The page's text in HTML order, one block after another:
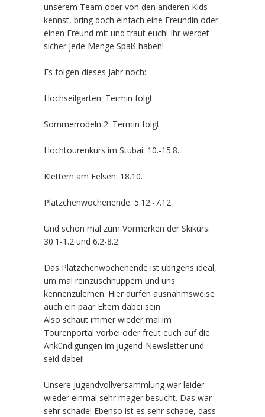
unserem Team oder von den anderen Kids
kennst, bring doch einfach eine Freundin oder
einen Freund mit und traut euch! Ihr werdet
sicher jede Menge Spaß haben!
Es folgen dieses Jahr noch:
Hochseilgarten: Termin folgt
Sommerrodeln 2: Termin folgt
Hochtourenkurs im Stubai: 10.-15.8.
Klettern am Felsen: 18.10.
Plätzchenwochenende: 5.12.-7.12.
Und schon mal zum Vormerken der Skikurs:
30.1-1.2 und 6.2-8.2.
Das Plätzchenwochenende ist übrigens ideal,
um mal reinzuschnuppern und uns
kennenzulernen. Hier dürfen ausnahmsweise
auch ein paar Eltern dabei sein.
Also schaut immer wieder mal im
Tourenportal vorbei oder freut euch auf die
Ankündigungen im Jugend-Newsletter und
seid dabei!
Unsere Jugendvollversammlung war leider
wieder einmal sehr mager besucht. Das war
sehr schade! Ebenso ist es sehr schade, dass